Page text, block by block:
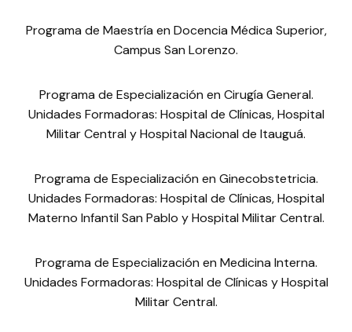
Programa de Maestría en Docencia Médica Superior,
Campus San Lorenzo.
Programa de Especialización en Cirugía General.
Unidades Formadoras: Hospital de Clínicas, Hospital
Militar Central y Hospital Nacional de Itauguá.
Programa de Especialización en Ginecobstetricia.
Unidades Formadoras: Hospital de Clínicas, Hospital
Materno Infantil San Pablo y Hospital Militar Central.
Programa de Especialización en Medicina Interna.
Unidades Formadoras: Hospital de Clínicas y Hospital
Militar Central.